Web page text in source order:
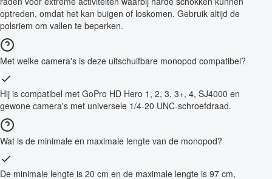
optreden, omdat het kan buigen of loskomen. Gebruik altijd de
polsriem om vallen te beperken.
Met welke camera's is deze uitschuifbare monopod compatibel?
Hij is compatibel met GoPro HD Hero 1, 2, 3, 3+, 4, SJ4000 en
gewone camera's met universele 1/4-20 UNC-schroefdraad.
Wat is de minimale en maximale lengte van de monopod?
De minimale lengte is 20 cm en de maximale lengte is 97 cm,